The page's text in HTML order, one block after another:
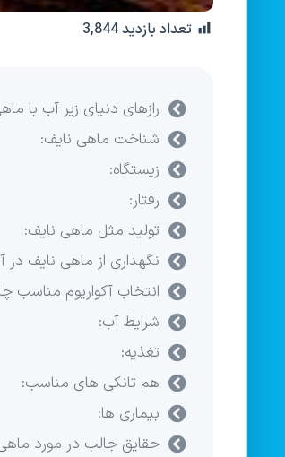
تعداد بازدید3,844
رازهای دنیای زیر آب با
شناخت ماهی نایف:
زیستگاه:
رفتار:
تولید مثل ماهی نایف:
نگهداری از ماهی نایف در
انتخاب آکواریوم مناسب
شرایط آب:
تغذیه:
هم تانکی های مناسب:
بیماری ها:
حقایق جالب در مورد